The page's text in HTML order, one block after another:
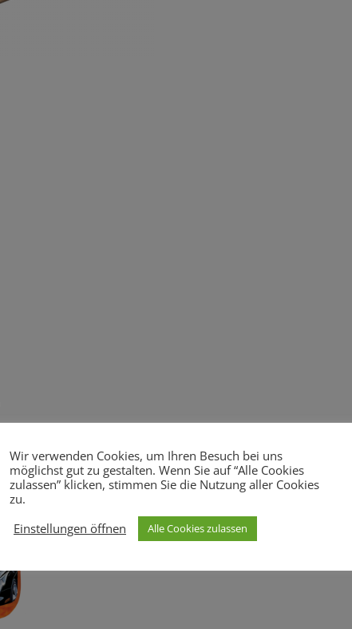
Meguiar´s
Meguiar’s | Tasche | XXL
48,40€
Meguiars
Trockentuch
Wir verwenden Cookies, um Ihren Besuch bei uns
möglichst gut zu gestalten. Wenn Sie auf “Alle Cookies
zulassen” klicken, stimmen Sie die Nutzung aller Cookies
zu.
Einstellungen öffnen
Alle Cookies zulassen